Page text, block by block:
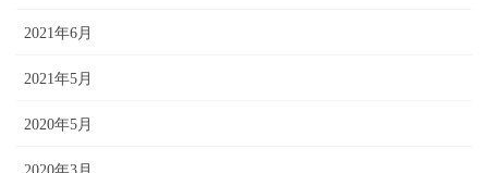
2021年6月
2021年5月
2020年5月